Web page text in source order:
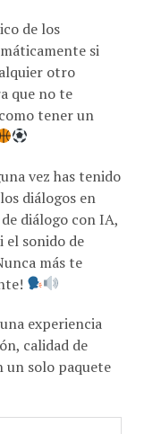
de los
si
otro
que no te
tener un
vez has tenido
diálogos en
diálogo con IA,
el sonido de
más te
experiencia
calidad de
un solo paquete